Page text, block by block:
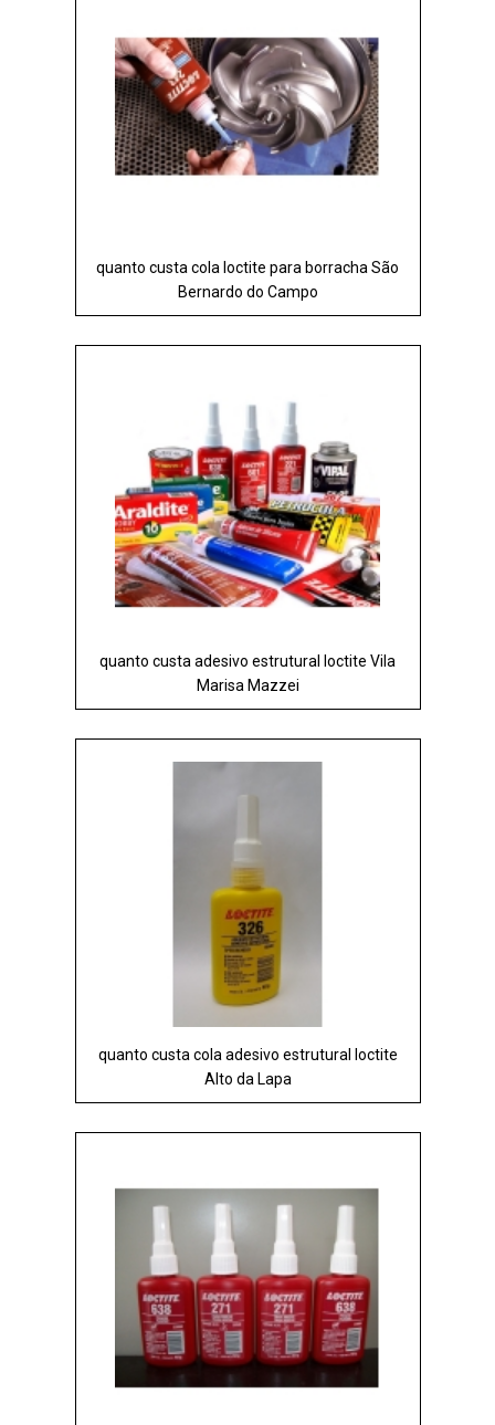
quanto custa cola loctite para borracha São
Bernardo do Campo
quanto custa adesivo estrutural loctite Vila
Marisa Mazzei
quanto custa cola adesivo estrutural loctite
Alto da Lapa